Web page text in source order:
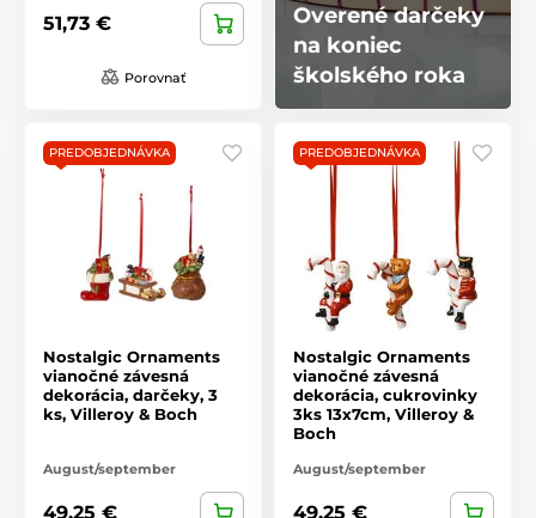
51,73 €
Porovnať
Overené darčeky
na koniec
školského roka
PREDOBJEDNÁVKA
Nostalgic Ornaments
vianočné závesná
dekorácia, darčeky, 3
ks, Villeroy & Boch
August/september
49,25 €
PREDOBJEDNÁVKA
Nostalgic Ornaments
vianočné závesná
dekorácia, cukrovinky
3ks 13x7cm, Villeroy &
Boch
August/september
49,25 €